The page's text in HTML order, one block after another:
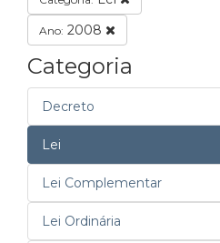
Ano: 2008
Categoria
Decreto
Lei
Lei Complementar
Lei Ordinária